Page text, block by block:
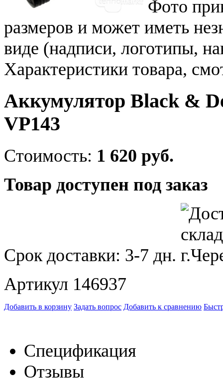
Фото
размеров и может иметь
виде (надписи, логотипы,
Характеристики товара,
Аккумулятор Black &
VP143
Стоимость: 1 620 руб.
Товар доступен под заказ
Срок доставки: 3-7 дн.
Артикул 146937
Добавить в корзину Задать вопрос Добавить к сравнению
Спецификация
Отзывы